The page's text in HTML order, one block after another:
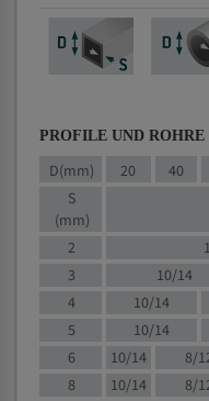
PROFILE UND ROHRE
D(mm) 20 40
S
(mm)
2
3
10/14
4
10/14
5
10/14
6
10/14 8/
8
10/14 8/